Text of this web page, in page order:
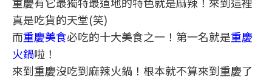
真是吃貨的天堂(笑)
而重慶美食必吃的十大美食之一！第一名就是重慶
火鍋啦！
來到重慶沒吃到麻辣火鍋！根本就不算來到重慶了